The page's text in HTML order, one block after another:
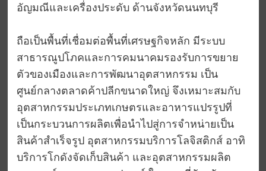
อัญมณีและเครื่องประดับ ด้านจังหวัดนนทบุรี
ถือเป็นพื้นที่เชื่อมต่อพื้นที่เศรษฐกิจหลัก มีระบบ
สาธารณูปโภคและการคมนาคมรองรับการขยาย
ตัวของเมืองและการพัฒนาอุตสาหกรรม เป็น
ศูนย์กลางตลาดค้าปลีกขนาดใหญ่ จึงเหมาะสมกับ
อุตสาหกรรมประเภทเกษตรและอาหารแปรรูปที่
เป็นกระบวนการผลิตเพื่อนำไปสู่การจำหน่ายเป็น
สินค้าสำเร็จรูป อุตสาหกรรมบริการโลจิสติกส์ อาทิ
บริการโกดังจัดเก็บสินค้า และอุตสาหกรรมผลิต